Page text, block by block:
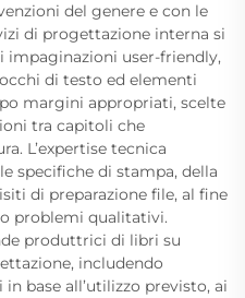
del genere e con le
di progettazione interna si
impaginazioni user-friendly,
di testo ed elementi
margini appropriati, scelte
tra capitoli che
L’expertise tecnica
specifiche di stampa, della
di preparazione file, al fine
problemi qualitativi.
produttrici di libri su
includendo
base all’utilizzo previsto, ai